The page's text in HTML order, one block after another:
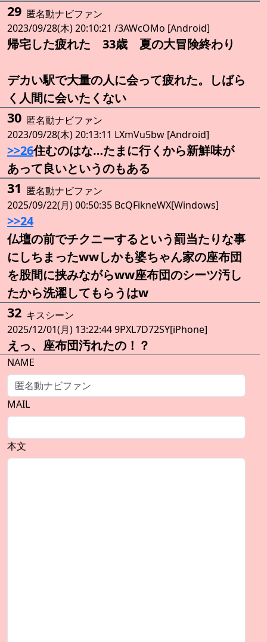
29 匿名動ナビファン
2023/09/28(木) 20:10:21 /3AWcOMo [Android]
帰宅した疲れた 33歳 夏の大冒険終わり
デカい駅で大量の人に会って疲れた。しばら
く人間に会いたくない
30 匿名動ナビファン
2023/09/28(木) 20:13:11 LXmVu5bw [Android]
>>26住むのはな…たまに行くから新鮮味が
あって良いというのもある
31 匿名動ナビファン
2025/09/22(月) 00:50:35 BcQFikneWX[Windows]
>>24
仏壇の前でチクニーするという罰当たりな事
にしちまったwwしかも婆ちゃん家の座布団
を股間に挟みながらww座布団のシーツ汚し
たから洗濯してもらうはw
32 キスシーン
2025/12/01(月) 13:22:44 9PXL7D72SY[iPhone]
えっ、座布団汚れたの！？
NAME
MAIL
本文